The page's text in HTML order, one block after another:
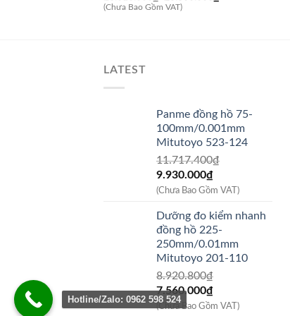
gốc
(Chưa Bao Gồm VAT)
LATEST
Panme đồng hồ 75-
100mm/0.001mm
Mitutoyo 523-124
11.717.400₫
Giá
gốc
11.717.400₫.
9.930.000₫Giá
hiện
là:
9.930.000₫.
(Chưa Bao Gồm VAT)
Dưỡng đo kiểm nhanh
đồng hồ 225-
250mm/0.01mm
Mitutoyo 201-110
8.920.800₫
Giá
gốc
7.560.000₫Giá
hiện
(Chưa Bao Gồm VAT)
Hotline/Zalo: 0962 598 524